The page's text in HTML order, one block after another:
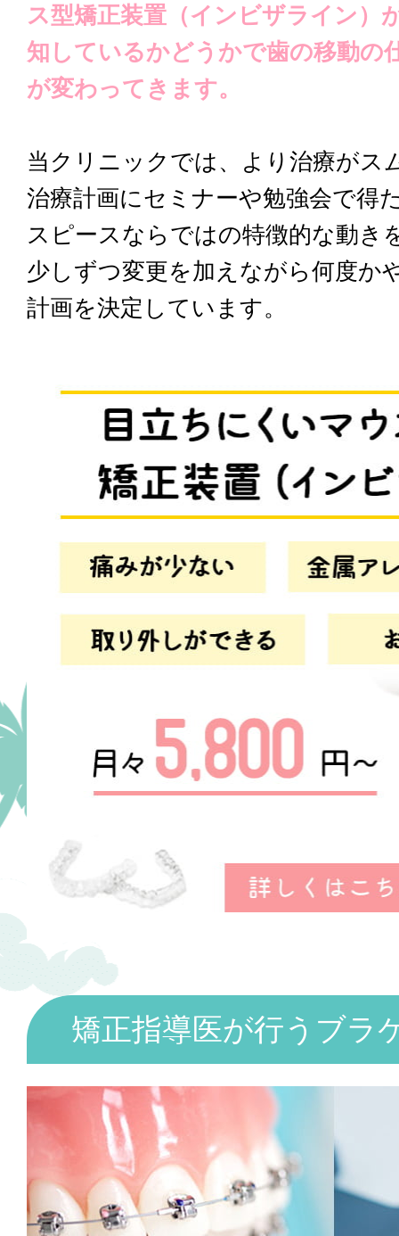
ス型矯正装置（インビザライン）
知しているかどうかで歯の移動の
が変わってきます。
当クリニックでは、より治療がス
治療計画にセミナーや勉強会で得
スピースならではの特徴的な動き
少しずつ変更を加えながら何度か
計画を決定しています。
矯正指導医が行うブラ